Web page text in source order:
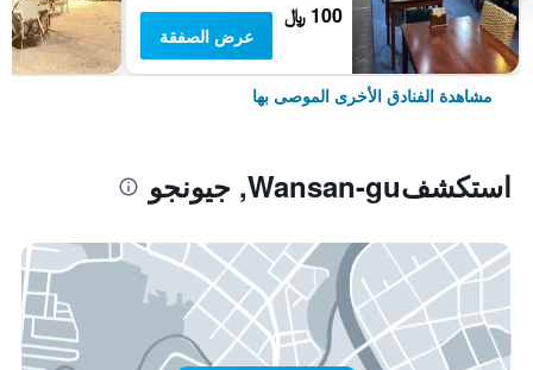
100 ﷼
عرض الصفقة
مشاهدة الفنادق الأخرى الموصى بها
استكشفWansan-gu, جيونجو